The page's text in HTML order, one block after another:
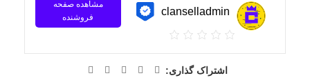
clanselladmin
مشاهده صفحه
فروشنده
اشتراک گذاری: